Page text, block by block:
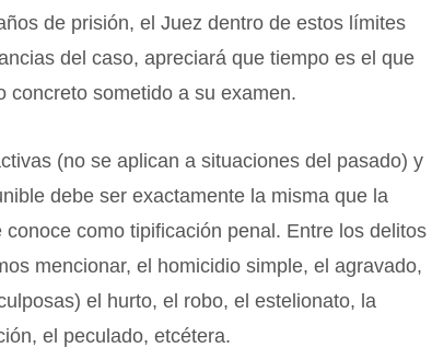
de prisión, el Juez dentro de estos límites
del caso, apreciará que tiempo es el que
concreto sometido a su examen.
(no se aplican a situaciones del pasado) y
debe ser exactamente la misma que la
como tipificación penal. Entre los delitos
mencionar, el homicidio simple, el agravado,
el hurto, el robo, el estelionato, la
el peculado, etcétera.